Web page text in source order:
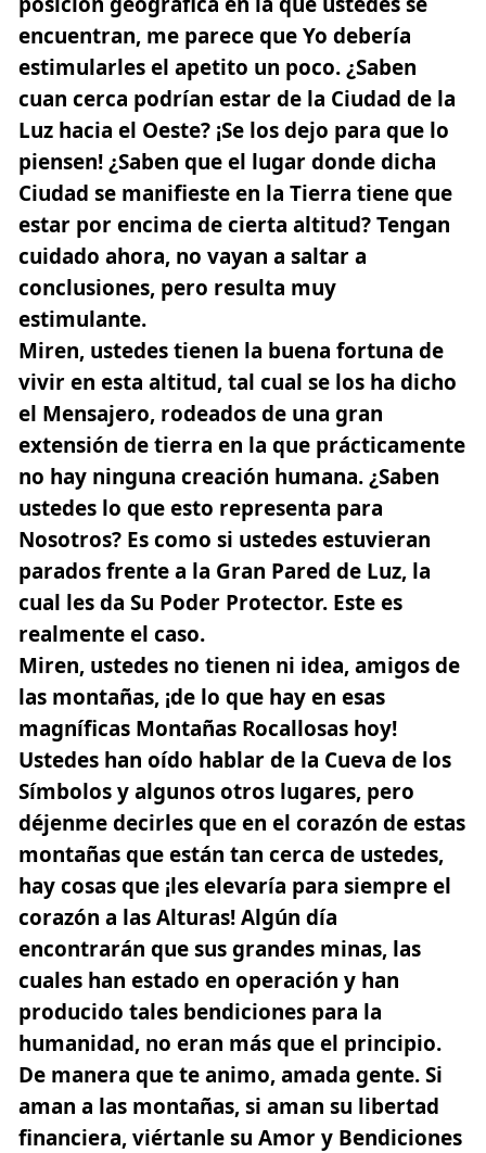
encuentran, me parece que Yo debería
estimularles el apetito un poco. ¿Saben
cuan cerca podrían estar de la Ciudad de la
Luz hacia el Oeste? ¡Se los dejo para que lo
piensen! ¿Saben que el lugar donde dicha
Ciudad se manifieste en la Tierra tiene que
estar por encima de cierta altitud? Tengan
cuidado ahora, no vayan a saltar a
conclusiones, pero resulta muy
estimulante.
Miren, ustedes tienen la buena fortuna de
vivir en esta altitud, tal cual se los ha dicho
el Mensajero, rodeados de una gran
extensión de tierra en la que prácticamente
no hay ninguna creación humana. ¿Saben
ustedes lo que esto representa para
Nosotros? Es como si ustedes estuvieran
parados frente a la Gran Pared de Luz, la
cual les da Su Poder Protector. Este es
realmente el caso.
Miren, ustedes no tienen ni idea, amigos de
las montañas, ¡de lo que hay en esas
magníficas Montañas Rocallosas hoy!
Ustedes han oído hablar de la Cueva de los
Símbolos y algunos otros lugares, pero
déjenme decirles que en el corazón de estas
montañas que están tan cerca de ustedes,
hay cosas que ¡les elevaría para siempre el
corazón a las Alturas! Algún día
encontrarán que sus grandes minas, las
cuales han estado en operación y han
producido tales bendiciones para la
humanidad, no eran más que el principio.
De manera que te animo, amada gente. Si
aman a las montañas, si aman su libertad
financiera, viértanle su Amor y Bendiciones